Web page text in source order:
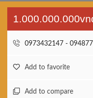
0973432147 -
Add to favorite
Add to compare